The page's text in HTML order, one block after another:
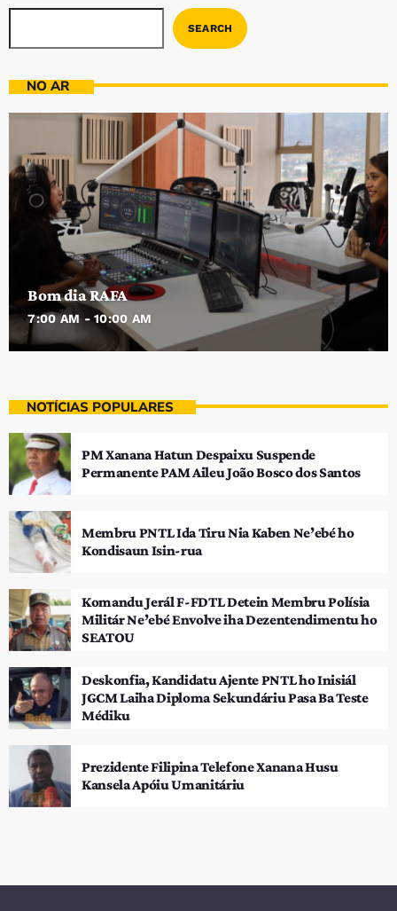
SEARCH
NO AR
Bom dia RAFA
7:00 AM - 10:00 AM
NOTÍCIAS POPULARES
PM Xanana Hatun Despaixu Suspende
Permanente PAM Aileu João Bosco dos Santos
Membru PNTL Ida Tiru Nia Kaben Ne’ebé ho
Kondisaun Isin-rua
Komandu Jerál F-FDTL Detein Membru Polísia
Militár Ne’ebé Envolve iha Dezentendimentu ho
SEATOU
Deskonfia, Kandidatu Ajente PNTL ho Inisiál
JGCM Laiha Diploma Sekundáriu Pasa Ba Teste
Médiku
Prezidente Filipina Telefone Xanana Husu
Kansela Apóiu Umanitáriu